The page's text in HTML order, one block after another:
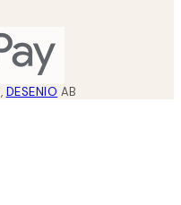
, DESENIO AB